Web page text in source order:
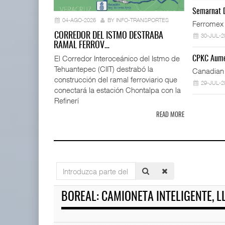
04-AGO-2026 BY INFO-TRANSPORTES
CORREDOR DEL ISTMO DESTRABA
RAMAL FERROV…
El Corredor Interoceánico del Istmo de
Tehuantepec (CIIT) destrabó la
construcción del ramal ferroviario que
conectará la estación Chontalpa con la
Refinerí
READ MORE
Semarnat
30-JUL-
CPKC
29-JUL-
Introduzca
parte
del
título
BOREAL: CAMIONETA INTELIGENTE,
IT-ANÁLISIS: Mercado Pago acelera
competencia ...
04 AGO 2026
Greenbrier mejora márgenes por
eficiencia en ...
Corredor
04 AGO
04 AGO 2026
Corredor del Istmo destraba